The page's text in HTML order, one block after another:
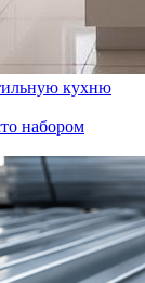
кухню
набором